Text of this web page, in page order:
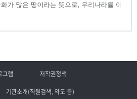
가 많은 땅이라는 뜻으로, 우리나라를 이
그램 저작권정책
기관소개(직원검색, 약도 등)